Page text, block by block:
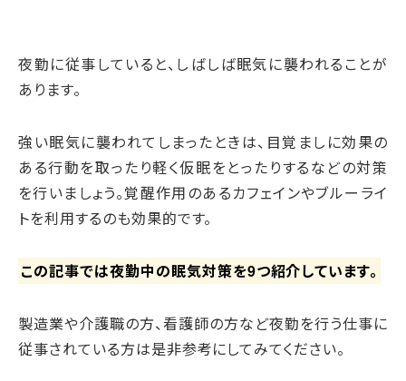
夜勤に従事していると、しばしば眠気に襲われることが
あります。
強い眠気に襲われてしまったときは、目覚ましに効果の
ある行動を取ったり軽く仮眠をとったりするなどの対策
を行いましょう。覚醒作用のあるカフェインやブルーライ
トを利用するのも効果的です。
この記事では夜勤中の眠気対策を9つ紹介しています。
製造業や介護職の方、看護師の方など夜勤を行う仕事に
従事されている方は是非参考にしてみてください。